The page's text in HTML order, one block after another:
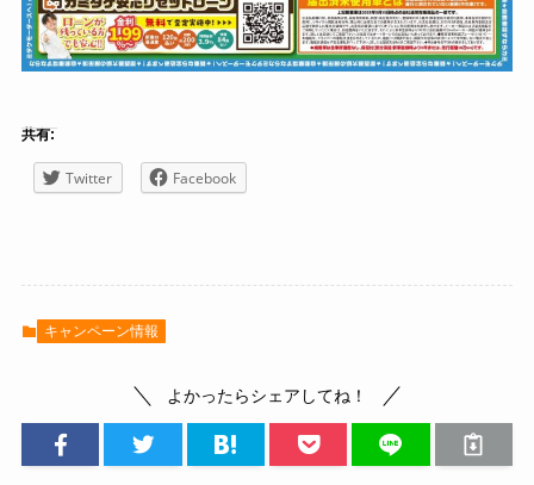
共有:
Twitter Facebook
キャンペーン情報
よかったらシェアしてね！